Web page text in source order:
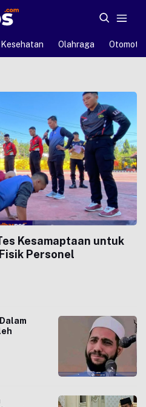
Kesehatan Olahraga Otomotif
Kesamaptaan untuk
Personel